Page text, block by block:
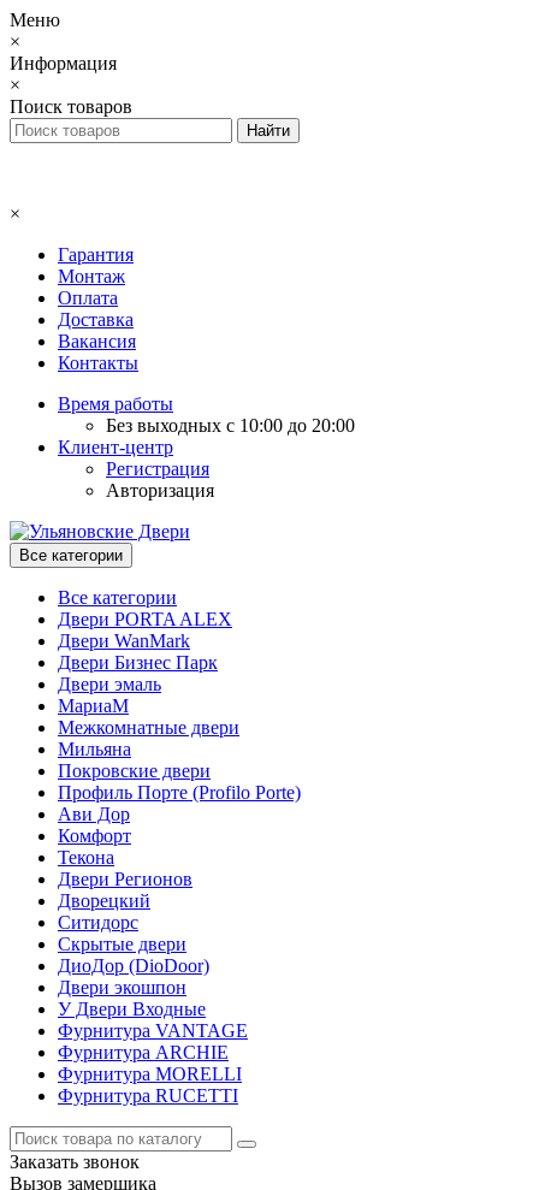
Меню
×
Информация
×
Поиск товаров
×
Гарантия
Монтаж
Оплата
Доставка
Вакансия
Контакты
Время работы
Без выходных с 10:00 до 20:00
Клиент-центр
Регистрация
Авторизация
Все категории
Все категории
Двери PORTA ALEX
Двери WanMark
Двери Бизнес Парк
Двери эмаль
МариаМ
Межкомнатные двери
Мильяна
Покровские двери
Профиль Порте (Profilo Porte)
Ави Дор
Комфорт
Текона
Двери Регионов
Дворецкий
Ситидорс
Скрытые двери
ДиоДор (DioDoor)
Двери экошпон
У Двери Входные
Фурнитура VANTAGE
Фурнитура ARCHIE
Фурнитура MORELLI
Фурнитура RUCETTI
Заказать звонок
Вызов замерщика